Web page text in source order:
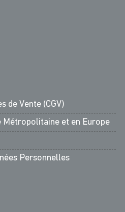
de Vente (CGV)
Métropolitaine et en Europe
Personnelles